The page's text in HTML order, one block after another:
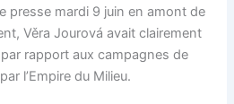
presse mardi 9 juin en amont de
Věra Jourová avait clairement
rapport aux campagnes de
l’Empire du Milieu.